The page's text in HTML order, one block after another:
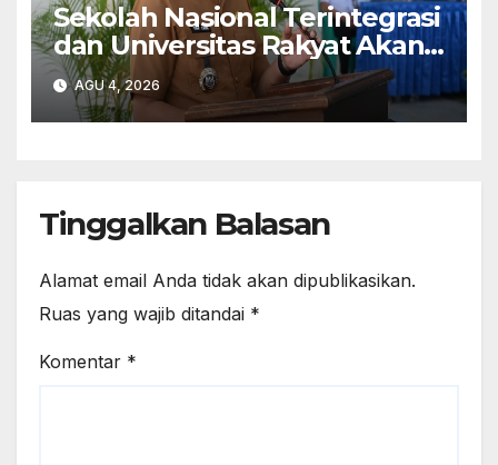
Sekolah Nasional Terintegrasi
dan Universitas Rakyat Akan
Dibangun di Kabupaten
Kupang
AGU 4, 2026
Tinggalkan Balasan
Alamat email Anda tidak akan dipublikasikan.
Ruas yang wajib ditandai *
Komentar *